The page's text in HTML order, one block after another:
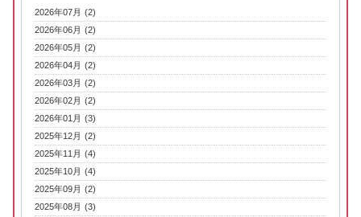
2026年07月 (2)
2026年06月 (2)
2026年05月 (2)
2026年04月 (2)
2026年03月 (2)
2026年02月 (2)
2026年01月 (3)
2025年12月 (2)
2025年11月 (4)
2025年10月 (4)
2025年09月 (2)
2025年08月 (3)